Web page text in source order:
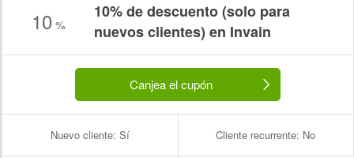
10 %
10% de descuento (solo para
nuevos clientes) en Invain
Canjea el cupón
Nuevo cliente: Sí Cliente recurrente: No